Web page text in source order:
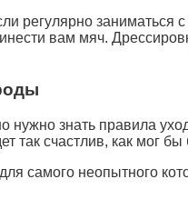
регулярно заниматься
вам мяч.
нужно знать правила
так счастлив, как мог бы
самого неопытного